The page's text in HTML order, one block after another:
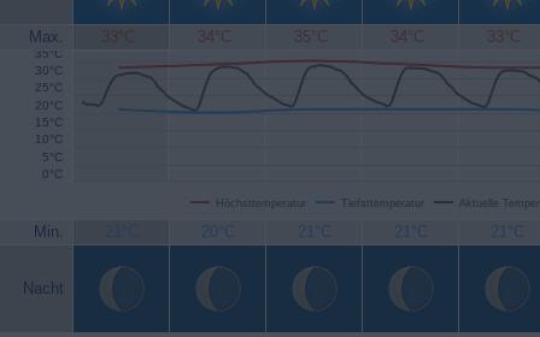
Max. 33°C 34°C 35°C 34°C 33°C
Höchsttemperatur Tiefsttemperatur Aktuelle
0°C
5°C
10°C
15°C
20°C
25°C
30°C
35°C
Min. 21°C 20°C 21°C 21°C 21°C
Nacht